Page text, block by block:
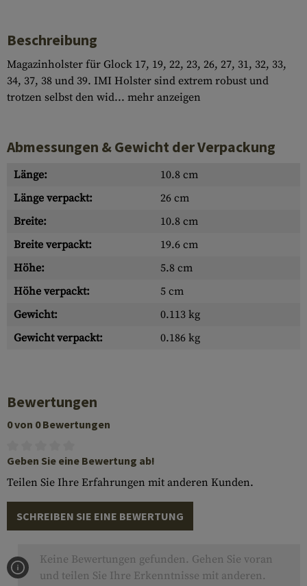
Beschreibung
Magazinholster für Glock 17, 19, 22, 23, 26, 27, 31, 32, 33,
34, 37, 38 und 39. IMI Holster sind extrem robust und
trotzen selbst den wid... mehr anzeigen
Abmessungen & Gewicht der Verpackung
Länge:
10.8 cm
Länge verpackt:
26 cm
Breite:
10.8 cm
Breite verpackt:
19.6 cm
Höhe:
5.8 cm
Höhe verpackt:
5 cm
Gewicht:
0.113 kg
Gewicht verpackt:
0.186 kg
Bewertungen
0 von 0 Bewertungen
Geben Sie eine Bewertung ab!
Teilen Sie Ihre Erfahrungen mit anderen Kunden.
SCHREIBEN SIE EINE BEWERTUNG
Keine Bewertungen gefunden. Gehen Sie voran
und teilen Sie Ihre Erkenntnisse mit anderen.